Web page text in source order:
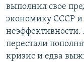
выполнил свое
экономику СССР и
неэффективности.
перестали
кризис и едва